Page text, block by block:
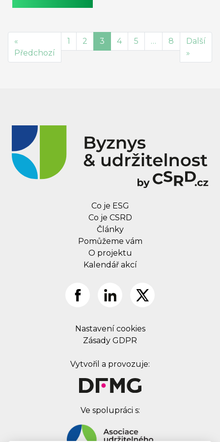
«
Předchozí
1 2 3 4 5 … 8
Další
»
Co je ESG
Co je CSRD
Články
Pomůžeme vám
O projektu
Kalendář akcí
Nastavení cookies
Zásady GDPR
Vytvořil a provozuje:
Ve spolupráci s: